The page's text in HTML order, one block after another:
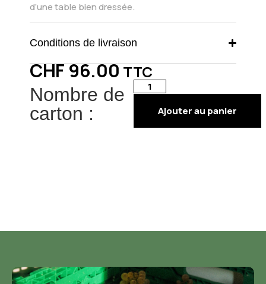
d’une table bien dressée.
Conditions de livraison
CHF96.00 TTC
Nombre de
carton :
Ajouter au panier